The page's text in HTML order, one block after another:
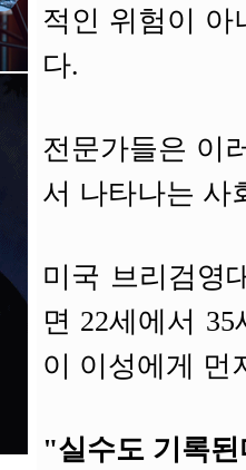
적인 위험이 아
다.
전문가들은 이
서 나타나는 사
미국 브리검영
면 22세에서
이 이성에게 먼
"실수도 기록